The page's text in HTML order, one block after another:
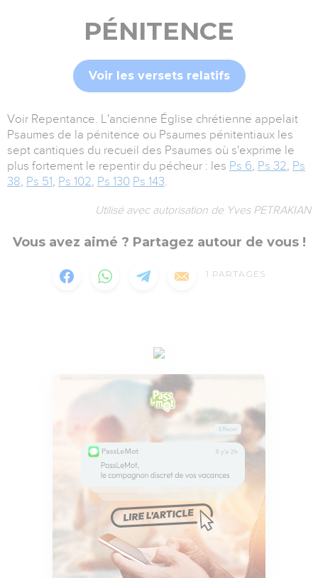
PÉNITENCE
Voir les versets relatifs
Voir Repentance. L'ancienne Église chrétienne appelait
Psaumes de la pénitence ou Psaumes pénitentiaux les
sept cantiques du recueil des Psaumes où s'exprime le
plus fortement le repentir du pécheur : les Ps 6, Ps 32, Ps
38, Ps 51, Ps 102, Ps 130 Ps 143.
Utilisé avec autorisation de Yves PETRAKIAN
Vous avez aimé ? Partagez autour de vous !
1 PARTAGES